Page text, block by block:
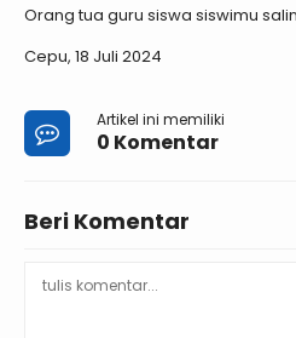
Orang tua guru siswa siswimu
Cepu, 18 Juli 2024
Artikel ini memiliki
0 Komentar
Beri Komentar